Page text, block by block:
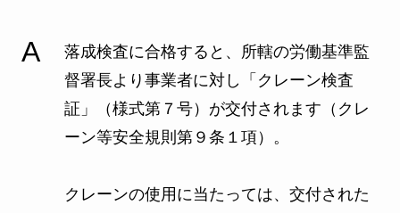
落成検査に合格すると、所轄の労働基準監
督署長より事業者に対し「クレーン検査
証」（様式第７号）が交付されます（クレ
ーン等安全規則第９条１項）。
クレーンの使用に当たっては、交付された